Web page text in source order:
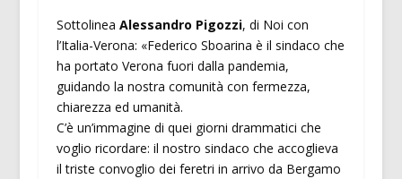
Sottolinea Alessandro Pigozzi, di Noi con
l’Italia-Verona: «Federico Sboarina è il sindaco che
ha portato Verona fuori dalla pandemia,
guidando la nostra comunità con fermezza,
chiarezza ed umanità.
C’è un’immagine di quei giorni drammatici che
voglio ricordare: il nostro sindaco che accoglieva
il triste convoglio dei feretri in arrivo da Bergamo